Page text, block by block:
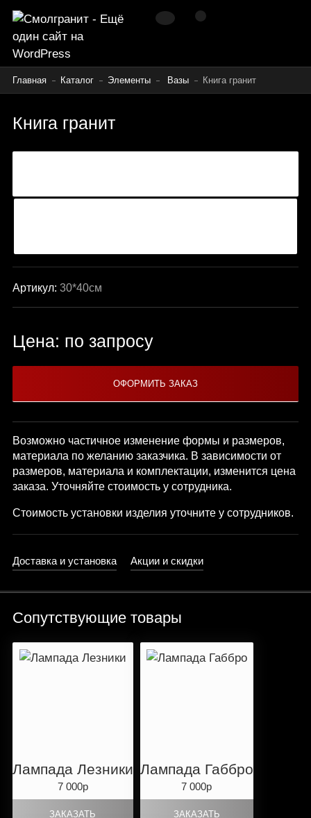
Главная Каталог Элементы Вазы Книга гранит
Книга гранит
Артикул: 30*40см
Цена: по запросу
Возможно частичное изменение формы и размеров,
материала по желанию заказчика. В зависимости от
размеров, материала и комплектации, изменится цена
заказа. Уточняйте стоимость у сотрудника.
Стоимость установки изделия уточните у сотрудников.
Доставка и установка Акции и скидки
Сопутствующие товары
Лампада Лезники
7 000р
Лампада Габбро
7 000р